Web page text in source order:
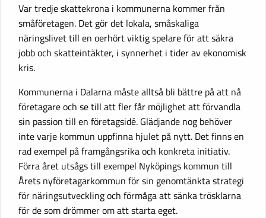
Var tredje skattekrona i kommunerna kommer från
småföretagen. Det gör det lokala, småskaliga
näringslivet till en oerhört viktig spelare för att säkra
jobb och skatteintäkter, i synnerhet i tider av ekonomisk
kris.
Kommunerna i Dalarna måste alltså bli bättre på att nå
företagare och se till att fler får möjlighet att förvandla
sin passion till en företagsidé. Glädjande nog behöver
inte varje kommun uppfinna hjulet på nytt. Det finns en
rad exempel på framgångsrika och konkreta initiativ.
Förra året utsågs till exempel Nyköpings kommun till
Årets nyföretagarkommun för sin genomtänkta strategi
för näringsutveckling och förmåga att sänka trösklarna
för de som drömmer om att starta eget.